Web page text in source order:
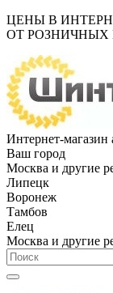
ЦЕНЫ В
ОТ РОЗНИЧНЫХ
Интернет-магазин
Ваш город
Москва и другие
Липецк
Воронеж
Тамбов
Елец
Москва и другие